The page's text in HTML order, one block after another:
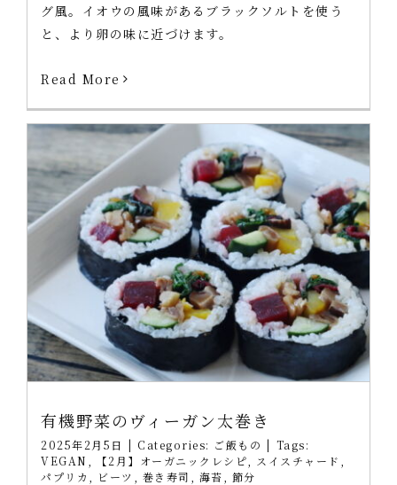
グ風。イオウの風味があるブラックソルトを使う
と、より卵の味に近づけます。
Read More
有機野菜のヴィーガン太巻き
2025年2月5日 | Categories: ご飯もの | Tags:
VEGAN
【2月】オーガニックレシピ スイスチャード
パプリカ
ビーツ 巻き寿司 海苔 節分